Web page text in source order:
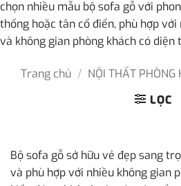
chọn nhiều mẫu bộ sofa gỗ với
thống hoặc tân cổ điển, phù hợp
và không gian phòng khách có diện
Trang chủ / NỘI THẤT PHÒNG
LỌC
Bộ sofa gỗ sở hữu vẻ đẹp sang
và phù hợp với nhiều không gian